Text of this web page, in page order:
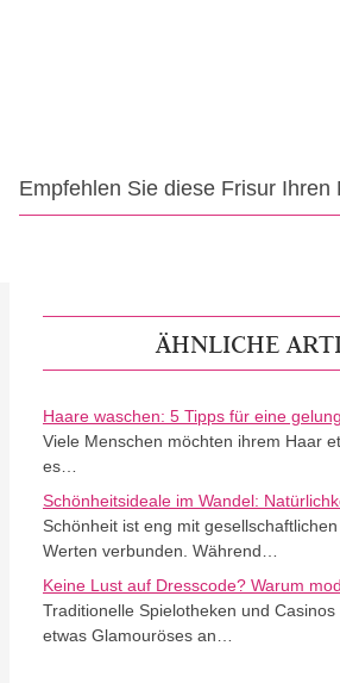
Empfehlen Sie diese Frisur Ihren
ÄHNLICHE
Haare waschen: 5 Tipps für eine
Viele Menschen möchten ihrem Haar
es…
Schönheitsideale im Wandel:
Schönheit ist eng mit
Werten verbunden. Während…
Keine Lust auf Dresscode? Warum
Traditionelle Spielotheken und
etwas Glamouröses an…